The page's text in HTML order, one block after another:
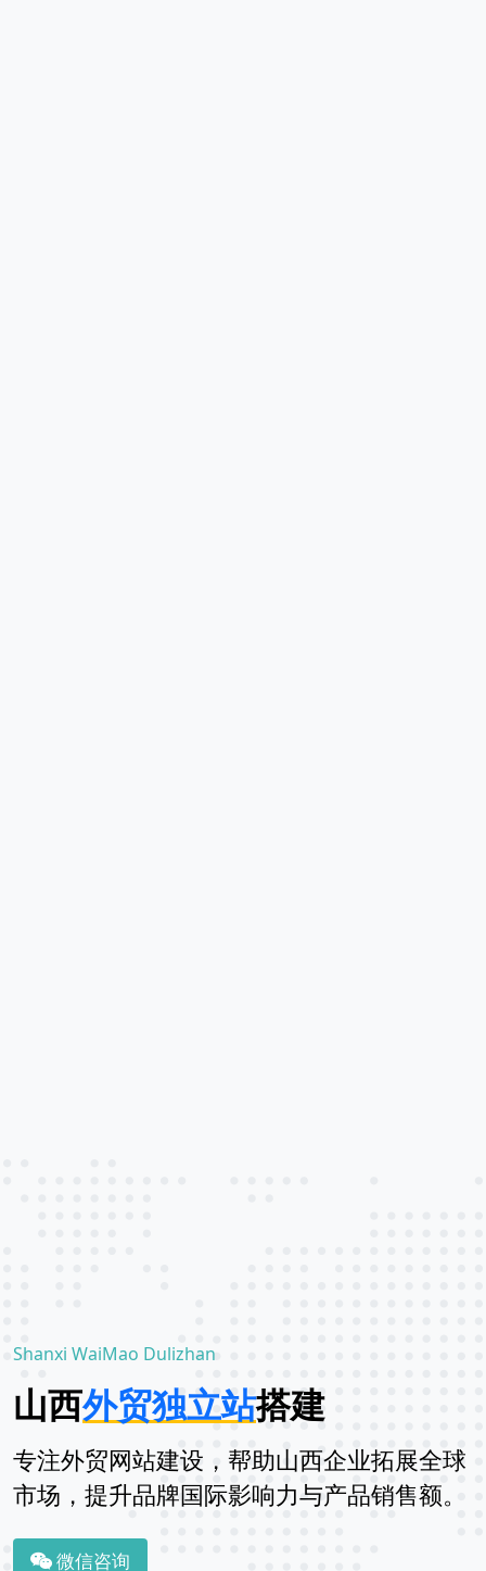
Shanxi WaiMao Dulizhan
山西外贸独立站搭建
专注外贸网站建设，帮助山西企业拓展全球
市场，提升品牌国际影响力与产品销售额。
微信咨询